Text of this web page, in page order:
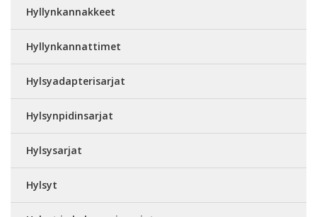
Hyllynkannakkeet
Hyllynkannattimet
Hylsyadapterisarjat
Hylsynpidinsarjat
Hylsysarjat
Hylsyt